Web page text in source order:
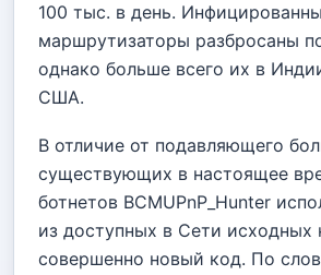
100 тыс. в день.
маршрутизаторы разбросаны
однако больше всего их в
США.
В отличие от подавляющего
существующих в настоящее
ботнетов BCMUPnP_Hunter
из доступных в Сети исходных
совершенно новый код. По